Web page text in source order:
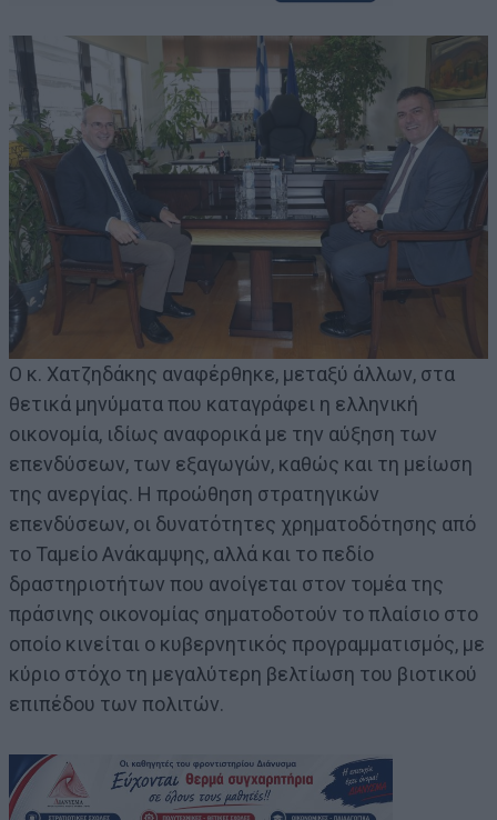
Ο κ. Χατζηδάκης αναφέρθηκε, μεταξύ άλλων, στα
θετικά μηνύματα που καταγράφει η ελληνική
οικονομία, ιδίως αναφορικά με την αύξηση των
επενδύσεων, των εξαγωγών, καθώς και τη μείωση
της ανεργίας. Η προώθηση στρατηγικών
επενδύσεων, οι δυνατότητες χρηματοδότησης από
το Ταμείο Ανάκαμψης, αλλά και το πεδίο
δραστηριοτήτων που ανοίγεται στον τομέα της
πράσινης οικονομίας σηματοδοτούν το πλαίσιο στο
οποίο κινείται ο κυβερνητικός προγραμματισμός, με
κύριο στόχο τη μεγαλύτερη βελτίωση του βιοτικού
επιπέδου των πολιτών.